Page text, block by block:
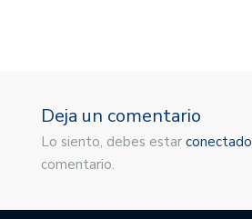
Deja un comentario
Lo siento, debes estar conectado
comentario.